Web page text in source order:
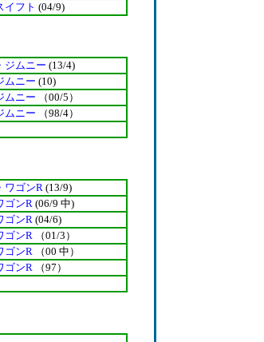
イフト (04/9)
ジムニー (13/4)
ムニー (10)
ムニー
（00/5）
ムニー
（98/4）
ワゴンR(13/9)
ゴンR (06/9 中)
ゴンR (04/6)
ゴンR
（01/3）
ゴンR
（00 中）
ゴンR
（97）